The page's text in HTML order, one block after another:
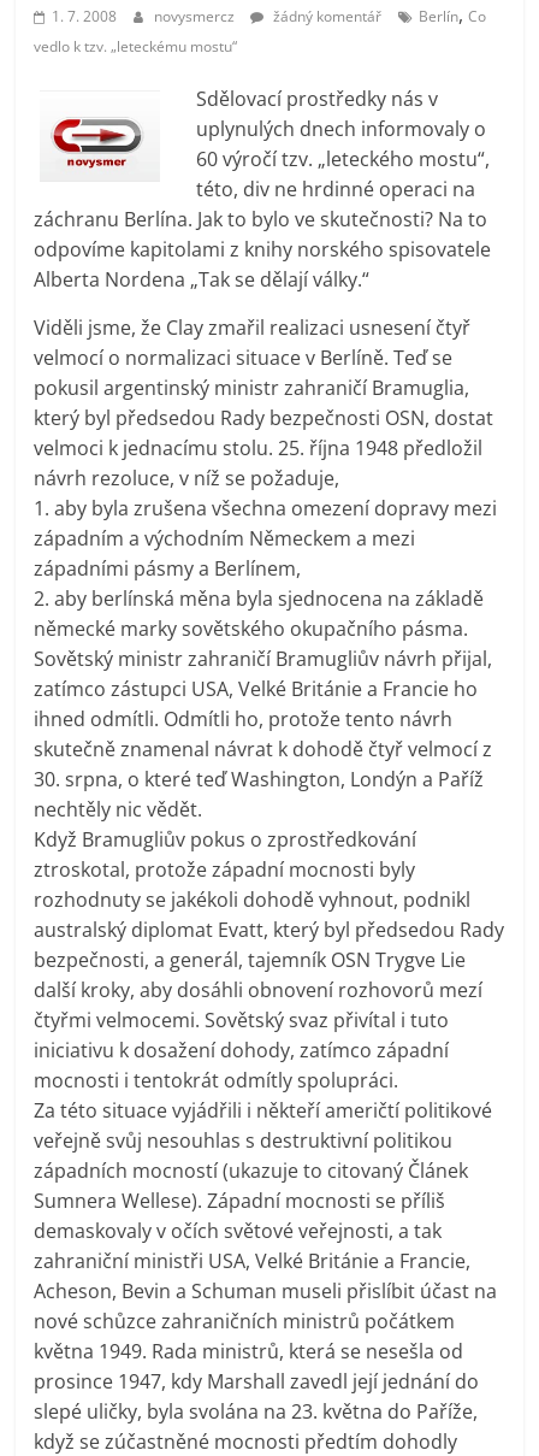
prospívá?
1. 7. 2008 novysmercz žádný komentář Berlín,Co
vedlo k tzv. „leteckému mostu“
Sdělovací prostředky nás v
uplynulých dnech informovaly o
60 výročí tzv. „leteckého mostu“,
této, div ne hrdinné operaci na
záchranu Berlína. Jak to bylo ve skutečnosti? Na to
odpovíme kapitolami z knihy norského spisovatele
Alberta Nordena „Tak se dělají války.“
Viděli jsme, že Clay zmařil realizaci usnesení čtyř
velmocí o normalizaci situace v Berlíně. Teď se
pokusil argentinský ministr zahraničí Bramuglia,
který byl předsedou Rady bezpečnosti OSN, dostat
velmoci k jednacímu stolu. 25. října 1948 předložil
návrh rezoluce, v níž se požaduje,
1. aby byla zrušena všechna omezení dopravy mezi
západním a východním Německem a mezi
západními pásmy a Berlínem,
2. aby berlínská měna byla sjednocena na základě
německé marky sovětského okupačního pásma.
Sovětský ministr zahraničí Bramugliův návrh přijal,
zatímco zástupci USA, Velké Británie a Francie ho
ihned odmítli. Odmítli ho, protože tento návrh
skutečně znamenal návrat k dohodě čtyř velmocí z
30. srpna, o které teď Washington, Londýn a Paříž
nechtěly nic vědět.
Když Bramugliův pokus o zprostředkování
ztroskotal, protože západní mocnosti byly
rozhodnuty se jakékoli dohodě vyhnout, podnikl
australský diplomat Evatt, který byl předsedou Rady
bezpečnosti, a generál, tajemník OSN Trygve Lie
další kroky, aby dosáhli obnovení rozhovorů mezí
čtyřmi velmocemi. Sovětský svaz přivítal i tuto
iniciativu k dosažení dohody, zatímco západní
mocnosti i tentokrát odmítly spolupráci.
Za této situace vyjádřili i někteří američtí politikové
veřejně svůj nesouhlas s destruktivní politikou
západních mocností (ukazuje to citovaný Článek
Sumnera Wellese). Západní mocnosti se příliš
demaskovaly v očích světové veřejnosti, a tak
zahraniční ministři USA, Velké Británie a Francie,
Acheson, Bevin a Schuman museli přislíbit účast na
nové schůzce zahraničních ministrů počátkem
května 1949. Rada ministrů, která se nesešla od
prosince 1947, kdy Marshall zavedl její jednání do
slepé uličky, byla svolána na 23. května do Paříže,
když se zúčastněné mocnosti předtím dohodly